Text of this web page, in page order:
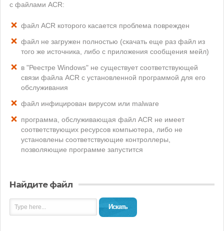
с файлами ACR:
файл ACR которого касается проблема поврежден
файл не загружен полностью (скачать еще раз файл из
того же источника, либо с приложения сообщения мейл)
в "Реестре Windows" не существует соответствующей
связи файла ACR с установленной программой для его
обслуживания
файл инфицирован вирусом или malware
программа, обслуживающая файл ACR не имеет
соответствующих ресурсов компьютера, либо не
установлены соответствующие контроллеры,
позволяющие программе запустится
Найдите файл
Искать